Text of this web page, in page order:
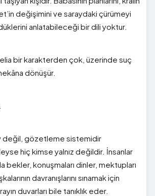
değişimini ve saraydaki çürümeyi
anlatabileceği bir dili yoktur.
bir karakterden çok, üzerinde suç
dönüşür.
değil, gözetleme sistemidir
hiç kimse yalnız değildir. İnsanlar
bekler, konuşmaları dinler, mektupları
davranışlarını sınamak için
duvarları bile tanıklık eder.